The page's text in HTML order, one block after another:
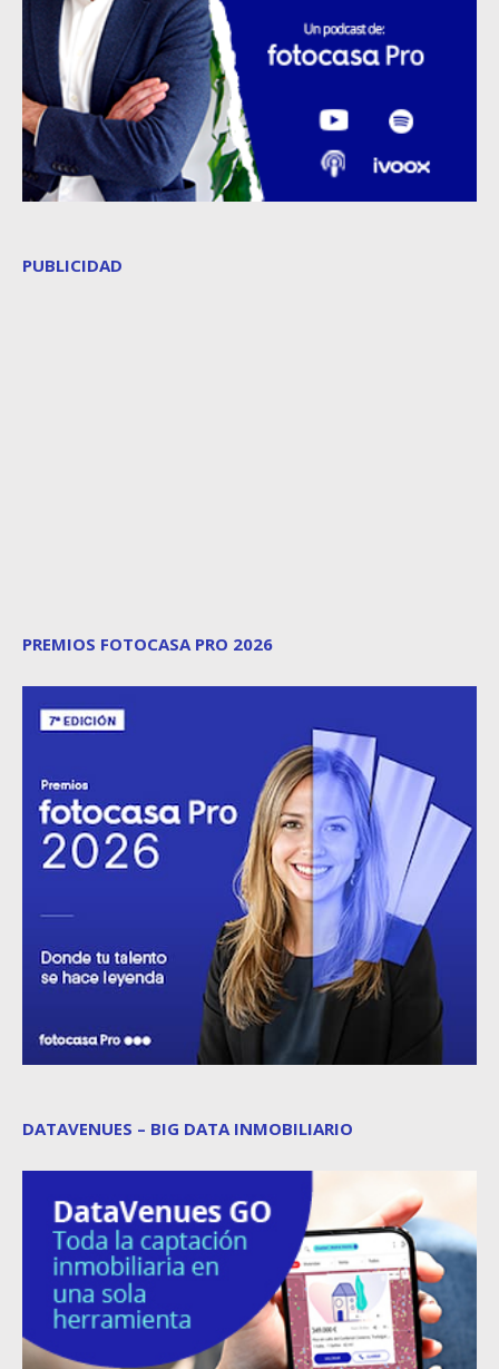
PUBLICIDAD
PREMIOS FOTOCASA PRO 2026
DATAVENUES – BIG DATA INMOBILIARIO